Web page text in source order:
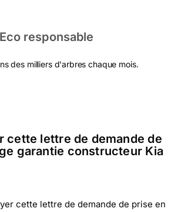
Eco responsable
des milliers d'arbres chaque mois.
cette lettre de demande de
garantie constructeur Kia
cette lettre de demande de prise en